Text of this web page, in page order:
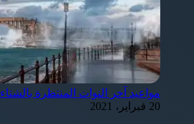
مواعيد آخر النوات المنتظرة بالشتاء
20 فبراير، 2021